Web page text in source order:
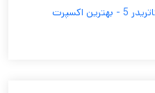
💼آموزش ربات مدیریت سرمایه متاتریدر 5 - بهترین اکسپرت